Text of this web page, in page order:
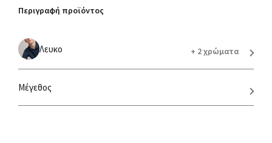
Περιγραφή προϊόντος
Λευκο + 2 χρώματα
Μέγεθος